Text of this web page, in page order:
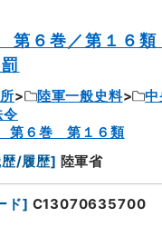
第６巻／第１６
陸軍一般史料
中
令
第６巻 第１６類
/履歴] 陸軍省
ド] C13070635700